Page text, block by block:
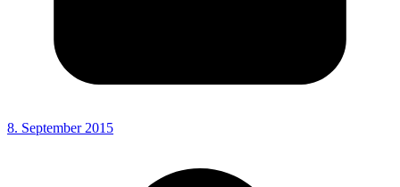
8. September 2015